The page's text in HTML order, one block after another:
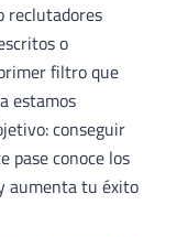
reclutadores
o
filtro que
estamos
conseguir
pase conoce los
aumenta tu éxito